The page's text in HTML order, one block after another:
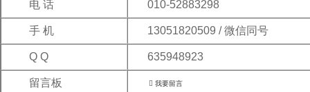
电 话 010-52883298
手 机 13051820509 / 微信同号
Q Q 635948923
留言板  我要留言